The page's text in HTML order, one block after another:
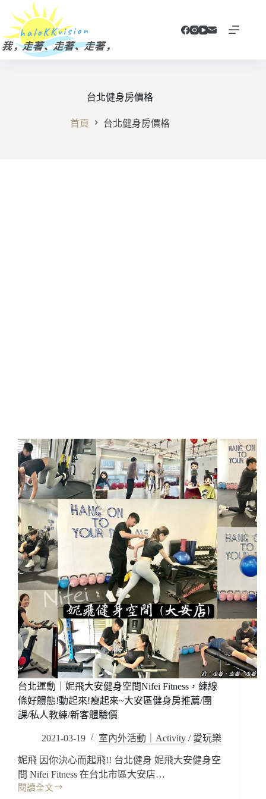
主
要
台北健身房價格
首頁 台北健身房價格
台北運動｜妮飛大安健身空間Nifei Fitness，練線
條好體態!動起來!瘦起來~大安區健身房推薦/團
課/私人教練/新客體驗價
2021-03-19 室內外活動｜Activity / 愛玩樂
妮飛 因你決心而起飛!! 台北健身 妮飛大安健身空
間 Nifei Fitness 在台北市區大安店…
閱讀全文
台